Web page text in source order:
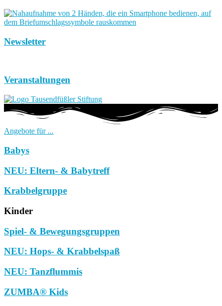
Newsletter
Veranstaltungen
Angebote für ...
Babys
NEU: Eltern- & Babytreff
Krabbelgruppe
Kinder
Spiel- & Bewegungsgruppen
NEU: Hops- & Krabbelspaß
NEU: Tanzflummis
ZUMBA® Kids